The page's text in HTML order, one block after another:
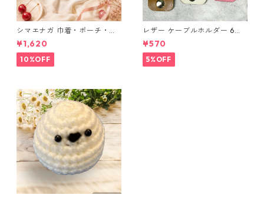
シマエナガ 巾着・ポーチ・ミ
ニポーチ(カード収納にも) ３
点セット さくらんぼ柄×淡いピ
ンク
¥1,620
10%OFF
レザー ケーブルホルダー 6個
セット
¥570
5%OFF